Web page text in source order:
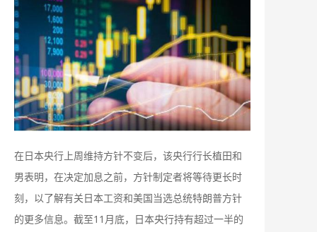
在日本央行上周维持方针不变后，该央行行长植田和
男表明，在决定加息之前，方针制定者将等待更长时
刻，以了解有关日本工资和美国当选总统特朗普方针
的更多信息。截至11月底，日本央行持有超过一半的